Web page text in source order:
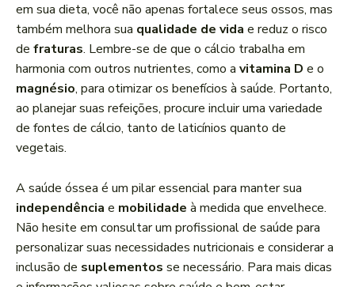
em sua dieta, você não apenas fortalece seus ossos, mas
também melhora sua qualidade de vida e reduz o risco
de fraturas. Lembre-se de que o cálcio trabalha em
harmonia com outros nutrientes, como a vitamina D e o
magnésio, para otimizar os benefícios à saúde. Portanto,
ao planejar suas refeições, procure incluir uma variedade
de fontes de cálcio, tanto de laticínios quanto de
vegetais.
A saúde óssea é um pilar essencial para manter sua
independência e mobilidade à medida que envelhece.
Não hesite em consultar um profissional de saúde para
personalizar suas necessidades nutricionais e considerar a
inclusão de suplementos se necessário. Para mais dicas